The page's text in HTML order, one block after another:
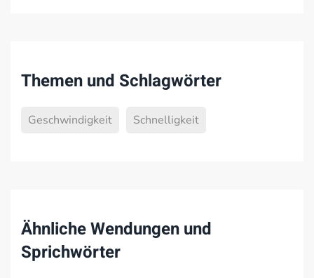
Themen und Schlagwörter
Geschwindigkeit Schnelligkeit
Ähnliche Wendungen und
Sprichwörter